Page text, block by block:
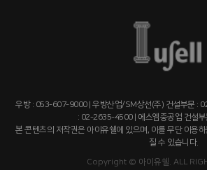
우방 : 053-607-9000 | 우방산업/SM상선(주) 건설부문 :
: 02-2635-4500 | 에스엠중공업 건설
본 콘텐츠의 저작권은 아이유쉘에 있으며, 이를 무단 이용
질 수 있습니다.
Copyright © 아이유쉘. ALL